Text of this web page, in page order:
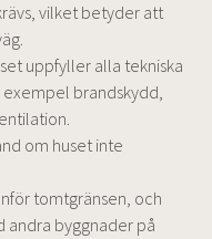
vilket betyder att
uppfyller alla tekniska
brandskydd,
om huset inte
tomtgränsen, och
andra byggnader på